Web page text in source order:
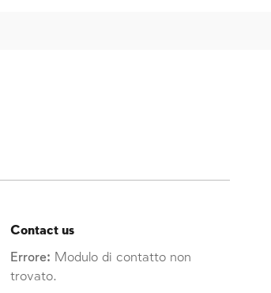
Contact us
Errore: Modulo di contatto non
trovato.